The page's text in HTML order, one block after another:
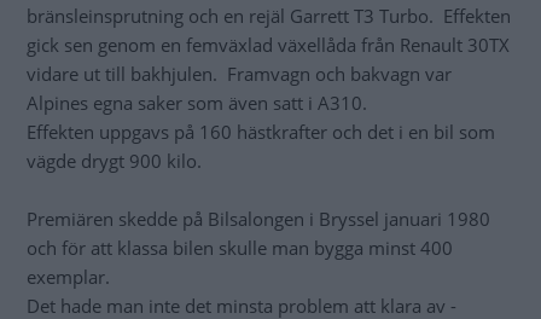
bränsleinsprutning och en rejäl Garrett T3 Turbo. Effekten
gick sen genom en femväxlad växellåda från Renault 30TX
vidare ut till bakhjulen. Framvagn och bakvagn var
Alpines egna saker som även satt i A310.
Effekten uppgavs på 160 hästkrafter och det i en bil som
vägde drygt 900 kilo.
Premiären skedde på Bilsalongen i Bryssel januari 1980
och för att klassa bilen skulle man bygga minst 400
exemplar.
Det hade man inte det minsta problem att klara av -